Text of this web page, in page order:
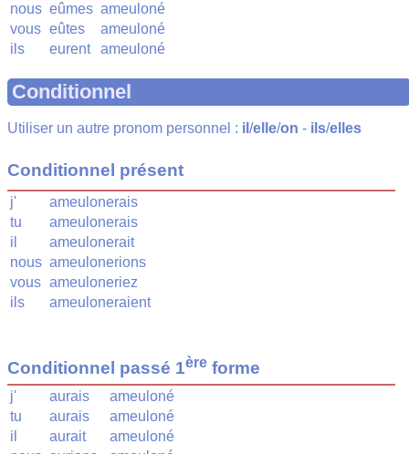
nous eûmes ameuloné
vous eûtes
ameuloné
ils
eurent ameuloné
Conditionnel
Utiliser un autre pronom personnel : il /elle/on - ils/elles
Conditionnel présent
j'
ameulonerais
tu
ameulonerais
il
ameulonerait
nous ameulonerions
vous ameuloneriez
ils
ameuloneraient
Conditionnel passé 1ère forme
j' aurais
ameuloné
tu
aurais
ameuloné
il
aurait
ameuloné